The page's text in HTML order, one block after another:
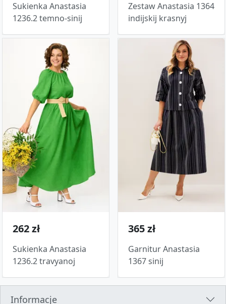
Sukienka Anastasia
1236.2 temno-sinij
Zestaw Anastasia 1364
indijskij krasnyj
262 zł
Sukienka Anastasia
1236.2 travyanoj
365 zł
Garnitur Anastasia
1367 sinij
Informacje